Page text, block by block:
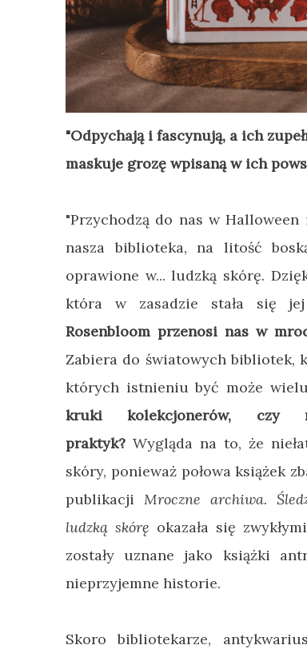
"Odpychają i fascynują, a ich
maskuje grozę wpisaną w ich
"Przychodzą do nas w
nasza biblioteka, na litość
oprawione w... ludzką skórę.
która w zasadzie stała się
Rosenbloom przenosi nas w
Zabiera do światowych bibliotek,
których istnieniu być może
kruki kolekcjonerów, czy
praktyk? Wygląda na to, że
skóry, ponieważ połowa książek
publikacji Mroczne archiwa.
ludzką skórę okazała się
zostały uznane jako książki
nieprzyjemne historie.
Skoro bibliotekarze,